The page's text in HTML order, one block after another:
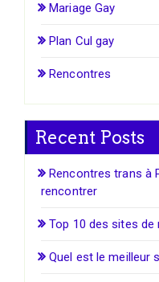
Mariage Gay
Plan Cul gay
Rencontres
Recent Posts
Rencontres trans à
rencontrer
Top 10 des sites de
Quel est le meilleur